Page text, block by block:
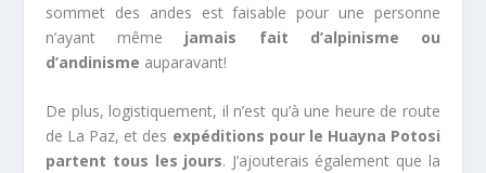
sommet des andes est faisable pour une personne
n’ayant même jamais fait d’alpinisme ou
d’andinisme auparavant!
De plus, logistiquement, il n’est qu’à une heure de route
de La Paz, et des expéditions pour le Huayna Potosi
partent tous les jours. J’ajouterais également que la